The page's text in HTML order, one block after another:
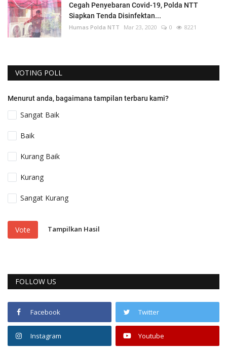
Cegah Penyebaran Covid-19, Polda NTT
Siapkan Tenda Disinfektan...
Humas Polda NTT Mar 23, 2020 0 8221
VOTING POLL
Menurut anda, bagaimana tampilan terbaru kami?
Sangat Baik
Baik
Kurang Baik
Kurang
Sangat Kurang
Vote Tampilkan Hasil
FOLLOW US
Facebook Twitter
Instagram Youtube